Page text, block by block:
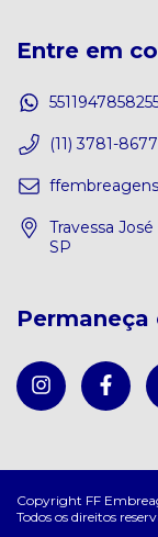
Entre em
(11) 3781-8677
Travessa
SP
Copyright FF
Todos os direitos